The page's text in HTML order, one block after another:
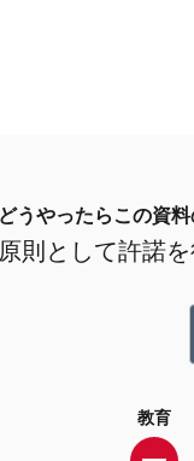
どうやったらこの資
原則として許諾
教育